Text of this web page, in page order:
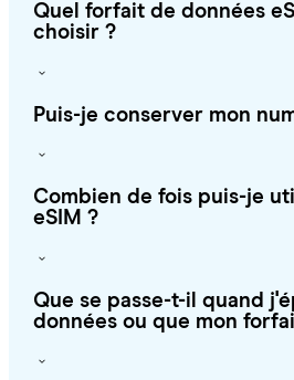
Quel forfait de données
choisir ?
Puis-je conserver mon
Combien de fois puis-je
eSIM ?
Que se passe-t-il quand
données ou que mon